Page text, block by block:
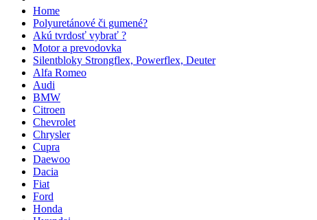
Home
Polyuretánové či gumené?
Akú tvrdosť vybrať ?
Motor a prevodovka
Silentbloky Strongflex, Powerflex, Deuter
Alfa Romeo
Audi
BMW
Citroen
Chevrolet
Chrysler
Cupra
Daewoo
Dacia
Fiat
Ford
Honda